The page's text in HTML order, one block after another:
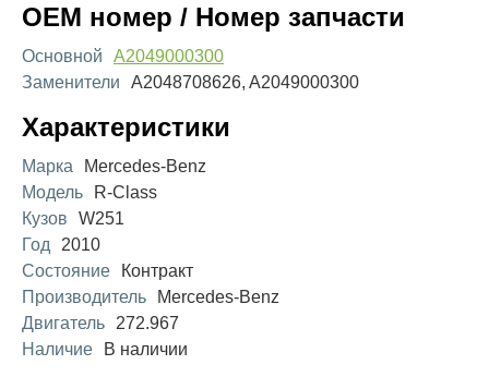
OEM номер / Номер запчасти
Основной
A2049000300
Заменители
A2048708626, A2049000300
Характеристики
Марка
Mercedes-Benz
Модель
R-Class
Кузов
W251
Год
2010
Состояние
Контракт
Производитель
Mercedes-Benz
Двигатель
272.967
Наличие
В наличии